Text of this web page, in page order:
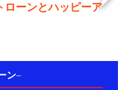
ローンとハッピーア
ン–